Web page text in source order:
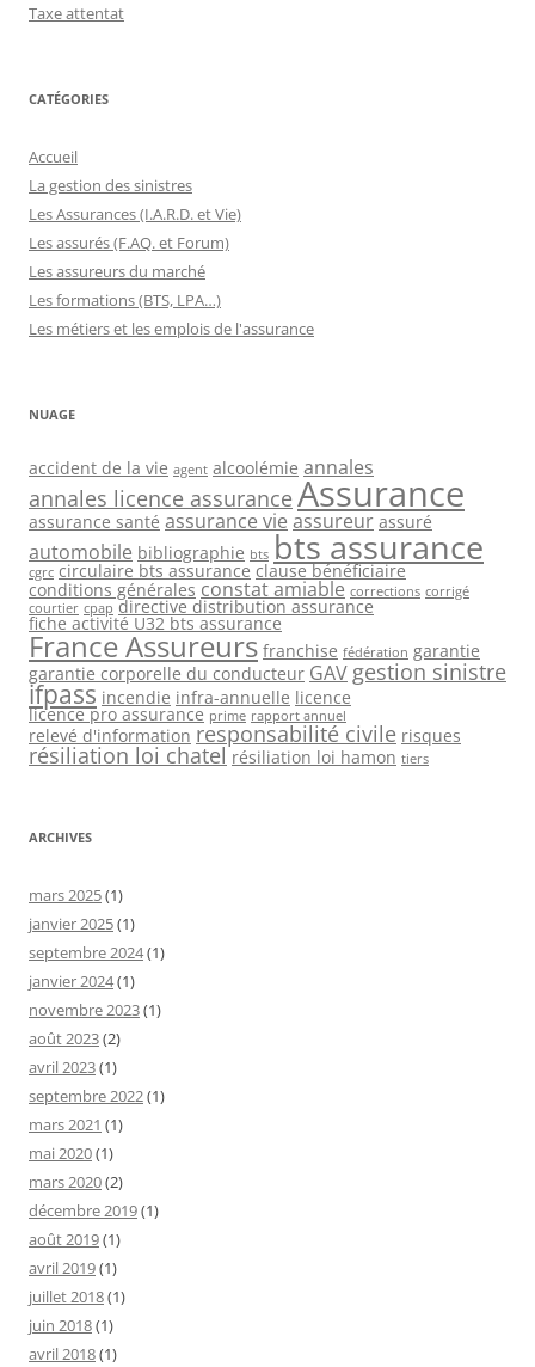
Taxe attentat
CATÉGORIES
Accueil
La gestion des sinistres
Les Assurances (I.A.R.D. et Vie)
Les assurés (F.AQ. et Forum)
Les assureurs du marché
Les formations (BTS, LPA…)
Les métiers et les emplois de l'assurance
NUAGE
accident de la vie agent alcoolémie annales
annales licence assurance Assurance
assurance santé assurance vie assureur assuré
automobile bibliographie bts bts assurance
cgrc circulaire bts assurance clause bénéficiaire
conditions générales constat amiable corrections corrigé
courtier cpap directive distribution assurance
fiche activité U32 bts assurance
France Assureurs franchise fédération garantie
garantie corporelle du conducteur GAV gestion sinistre
ifpass incendie infra-annuelle licence
licence pro assurance prime rapport annuel
relevé d'information responsabilité civile risques
résiliation loi chatel résiliation loi hamon tiers
ARCHIVES
mars 2025(1)
janvier 2025(1)
septembre 2024(1)
janvier 2024(1)
novembre 2023(1)
août 2023(2)
avril 2023(1)
septembre 2022(1)
mars 2021 (1)
mai 2020(1)
mars 2020(2)
décembre 2019(1)
août 2019(1)
avril 2019(1)
juillet 2018(1)
juin 2018(1)
avril 2018(1)